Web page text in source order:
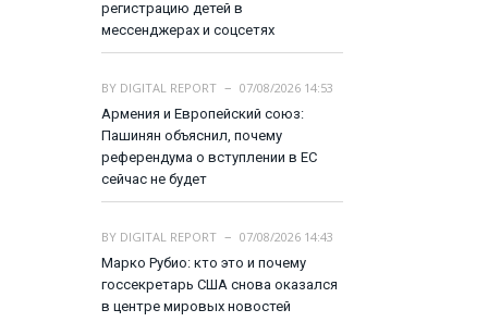
регистрацию детей в
мессенджерах и соцсетях
BY DIGITAL REPORT
07/08/2026 14:53
Армения и Европейский союз:
Пашинян объяснил, почему
референдума о вступлении в ЕС
сейчас не будет
BY DIGITAL REPORT
07/08/2026 14:43
Марко Рубио: кто это и почему
госсекретарь США снова оказался
в центре мировых новостей